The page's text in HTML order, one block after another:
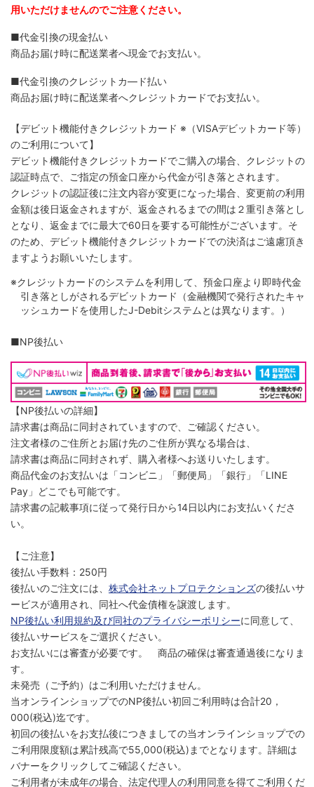
用いただけませんのでご注意ください。
■代金引換の現金払い
商品お届け時に配送業者へ現金でお支払い。
■代金引換のクレジットカ―ド払い
商品お届け時に配送業者へクレジットカードでお支払い。
【デビット機能付きクレジットカード ※（VISAデビットカード等）
のご利用について】
デビット機能付きクレジットカードでご購入の場合、クレジットの
認証時点で、ご指定の預金口座から代金が引き落とされます。
クレジットの認証後に注文内容が変更になった場合、変更前の利用
金額は後日返金されますが、返金されるまでの間は２重引き落とし
となり、返金までに最大で60日を要する可能性がございます。そ
のため、デビット機能付きクレジットカードでの決済はご遠慮頂き
ますようお願いいたします。
※クレジットカードのシステムを利用して、預金口座より即時代金
引き落としがされるデビットカード（金融機関で発行されたキャ
ッシュカードを使用したJ-Debitシステムとは異なります。）
■NP後払い
【NP後払いの詳細】
請求書は商品に同封されていますので、ご確認ください。
注文者様のご住所とお届け先のご住所が異なる場合は、
請求書は商品に同封されず、購入者様へお送りいたします。
商品代金のお支払いは「コンビニ」「郵便局」「銀行」「LINE
Pay」どこでも可能です。
請求書の記載事項に従って発行日から14日以内にお支払いくださ
い。
【ご注意】
後払い手数料：250円
後払いのご注文には、 株式会社ネットプロテクションズの後払いサ
ービスが適用され、同社へ代金債権を譲渡します。
NP後払い利用規約及び同社のプライバシーポリシーに同意して、
後払いサービスをご選択ください。
お支払いには審査が必要です。 商品の確保は審査通過後になりま
す。
未発売（ご予約）はご利用いただけません。
当オンラインショップでのNP後払い初回ご利用時は合計20，
000(税込)迄です。
初回の後払いをお支払後につきましての当オンラインショップでの
ご利用限度額は累計残高で55,000(税込)までとなります。詳細は
バナーをクリックしてご確認ください。
ご利用者が未成年の場合、法定代理人の利用同意を得てご利用くだ